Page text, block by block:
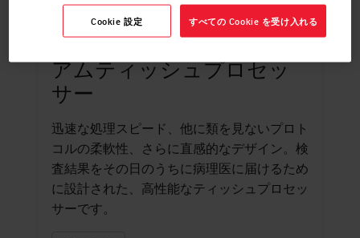
HistoCore PELORIS 3 プレミ
アムティッシュプロセッ
サー
迅速な処理スピード、他に類を見ないプロト
コルの柔軟性、さらに直感的なデザイン。検
査結果をその日のうちに病理医に届けるため
に設計された、高性能なティッシュプロセッ
サーです。
Cookie 設定 すべての Cookie を受け入れる